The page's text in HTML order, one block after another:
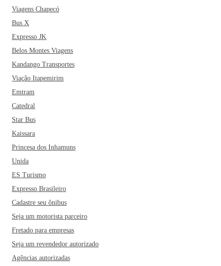
Viagens Chapecó
Bus X
Expresso JK
Belos Montes Viagens
Kandango Transportes
Viação Itapemirim
Emtram
Catedral
Star Bus
Kaissara
Princesa dos Inhamuns
Unida
ES Turismo
Expresso Brasileiro
Cadastre seu ônibus
Seja um motorista parceiro
Fretado para empresas
Seja um revendedor autorizado
Agências autorizadas